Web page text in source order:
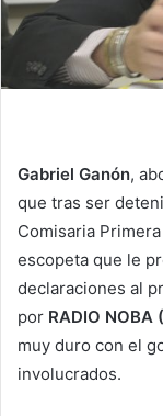
Gabriel Ganón,
que tras ser
Comisaria
escopeta que le
declaraciones al
por RADIO NOBA
muy duro con el
involucrados.